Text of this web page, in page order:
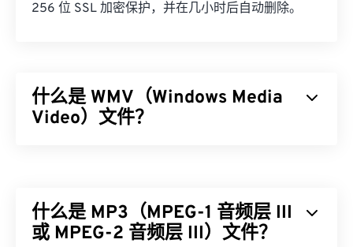
256 位 SSL 加密保护，并在几小时后自动删除。
什么是 WMV（Windows Media
Video）文件？
高级系统格式 (ASF) 的数字容器格式通常封装 WMV
文件。
什么是 MP3（MPEG-1 音频层 III
或 MPEG-2 音频层 III）文件？